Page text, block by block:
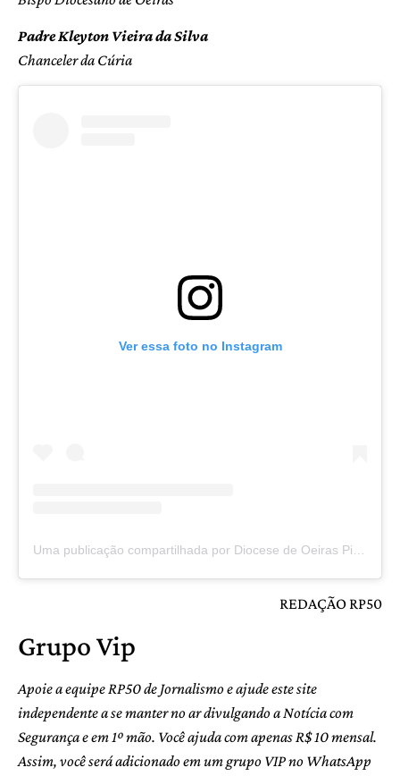
Padre Kleyton Vieira da Silva
Chanceler da Cúria
Ver essa foto no Instagram
REDAÇÃO RP50
Grupo Vip
Apoie a equipe RP50 de Jornalismo e ajude este site
independente a se manter no ar divulgando a Notícia com
Segurança e em 1º mão. Você ajuda com apenas R$ 10 mensal.
Assim, você será adicionado em um grupo VIP no WhatsApp